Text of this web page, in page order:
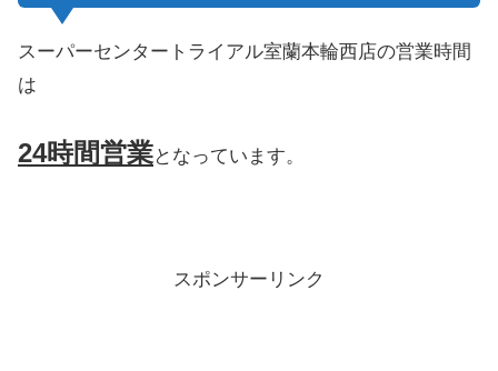
スーパーセンタートライアル室蘭本輪西店の営業時間
は
24時間営業となっています。
スポンサーリンク